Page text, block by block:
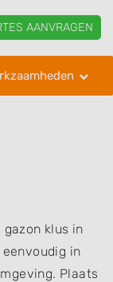
AANVRAGEN
klus in
in
Plaats